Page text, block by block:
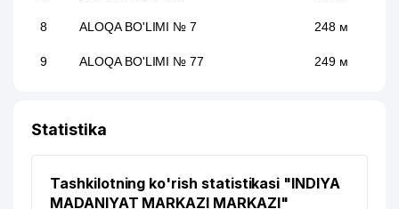
8 ALOQA BO'LIMI № 7 248 м
9 ALOQA BO'LIMI № 77 249 м
11 MY FREIGHTER MChJ
XUSUSIY KORXONASI
Statistika
Tashkilotning ko'rish statistikasi "INDIYA
MADANIYAT MARKAZI MARKAZI"